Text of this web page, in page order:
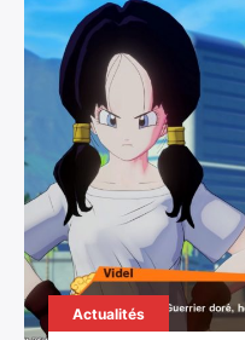
Actualités